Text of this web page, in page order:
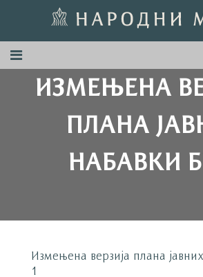
ИЗМЕЊЕНА
ПЛАНА
НАБАВКИ
Измењена верзија плана
1